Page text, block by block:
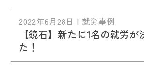
2022年6月28日 | 就労事例
【鏡石】新たに1名の就労が
た！